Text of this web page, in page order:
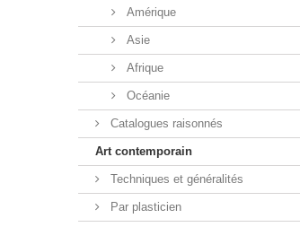
Amérique
Asie
Afrique
Océanie
Catalogues raisonnés
Art contemporain
Techniques et généralités
Par plasticien